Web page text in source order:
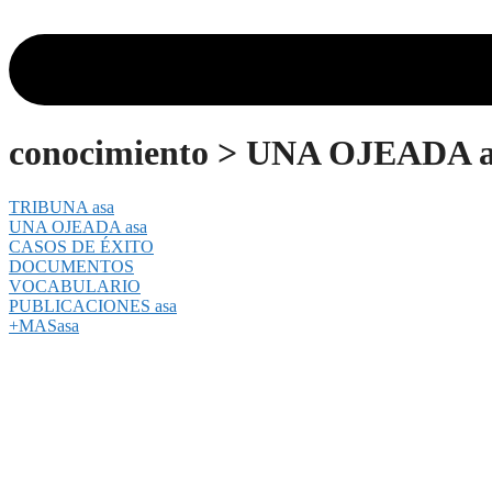
conocimiento > UNA OJEADA
TRIBUNA asa
UNA OJEADA asa
CASOS DE ÉXITO
DOCUMENTOS
VOCABULARIO
PUBLICACIONES asa
+MASasa